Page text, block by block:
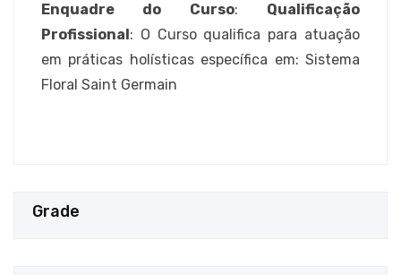
Enquadre do Curso: Qualificação
Profissional: O Curso qualifica para atuação
em práticas holísticas específica em: Sistema
Floral Saint Germain
Grade